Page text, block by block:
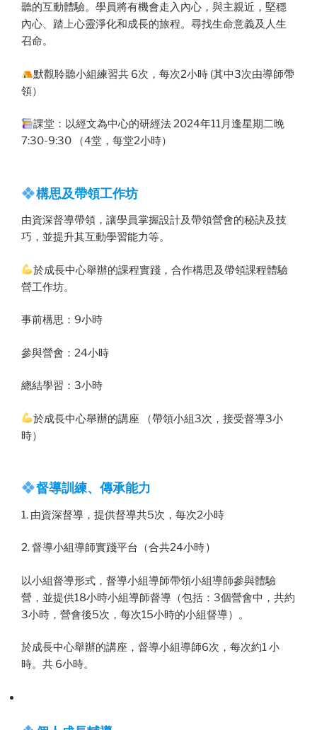
聽的互動體驗。學員將有機會走入內心，與主親近，堅穩
內心、踏上心靈淨化和成長的旅程。尋找生命意義及人生
召命。
默觀聆聽小組練習共 6次，每次2小時 (其中3次由導師帶
領）
課堂：以經文為中心的研經法 2024年11月逢星期二晚
7:30-9:30 （4堂，每堂2小時）
構思及帶領工作坊
由資深督導帶領，讓學員掌握設計及帶領營會的秘訣及技
巧，並提升其互動學習能力等。
於成長中心舉辦的課程實踐，合作構思及帶領課程體驗
營工作坊。
事前構思：9小時
參與營會：24小時
總結學習：3小時
於成長中心舉辦的講座 （帶領小組3次，接受督導3小
時）
督導訓練、傳承能力
1. 由資深督導，提供督導共5次，每次2小時
2. 督導小組導師實踐平台（合共24小時 )
以小組督導形式，督導小組導師帶領小組導師參與體驗
營，並提供18小時小組導師督導（包括：3個營會中，共約
3小時，營會後5次，每次15小時的小組督導）。
於成長中心舉辦的講座，督導小組導師6次，每次約1 小
時。共 6小時。